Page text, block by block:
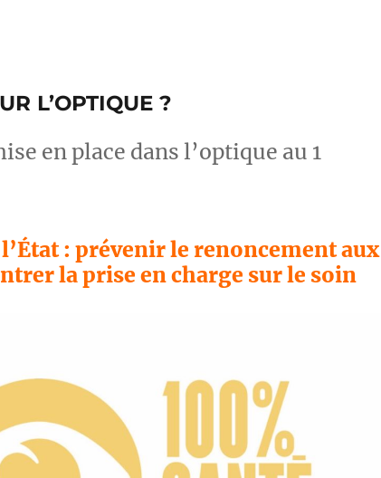
L’OPTIQUE ?
en place dans l’optique au 1
: prévenir le renoncement aux
la prise en charge sur le soin